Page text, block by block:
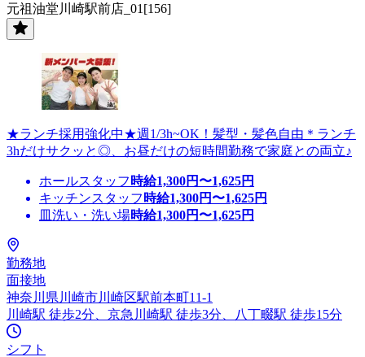
元祖油堂川崎駅前店_01[156]
★ランチ採用強化中★週1/3h~OK！髪型・髪色自由＊ランチ
3hだけサクッと◎、お昼だけの短時間勤務で家庭との両立♪
ホールスタッフ 時給1,300円〜1,625円
キッチンスタッフ 時給1,300円〜1,625円
皿洗い・洗い場時給1,300円〜1,625円
勤務地
面接地
神奈川県川崎市川崎区駅前本町11-1
川崎駅 徒歩2分、京急川崎駅 徒歩3分、八丁畷駅 徒歩15分
シフト